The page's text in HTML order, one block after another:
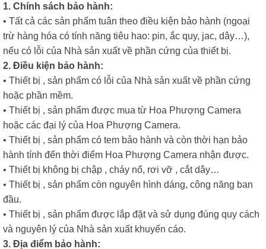
1. Chính sách bảo hành:
• Tất cả các sản phẩm tuân theo điều kiện bảo hành (ngoại
trừ hàng hóa có tính năng tiêu hao: pin, ắc quy, jac, dây…),
nếu có lỗi của Nhà sản xuất về phần cứng của thiết bị.
2. Điều kiện bảo hành:
• Thiết bị , sản phẩm có lỗi của Nhà sản xuất về phần cứng
hoặc phần mềm.
• Thiết bị , sản phẩm được mua từ Hoa Phượng Camera
hoặc các đại lý của Hoa Phượng Camera.
• Thiết bị , sản phẩm có tem bảo hành và còn thời hạn bảo
hành tính đến thời điểm Hoa Phượng Camera nhận được.
• Thiết bị không bị chập , cháy nổ, rơi vỡ , cắt dây…
• Thiết bị , sản phẩm còn nguyên hình dáng, công năng ban
đầu.
• Thiết bị , sản phẩm được lắp đặt và sử dụng đúng quy cách
và nguyên lý của Nhà sản xuất khuyến cáo.
3. Địa điểm bảo hành: